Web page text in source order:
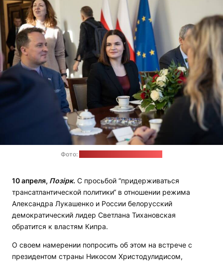
Фото:
10 апреля, Позірк. С просьбой “придерживаться
трансатлантической политики“ в отношении режима
Александра Лукашенко и России белорусский
демократический лидер Светлана Тихановская
обратится к властям Кипра.
О своем намерении попросить об этом на встрече с
президентом страны Никосом Христодулидисом,